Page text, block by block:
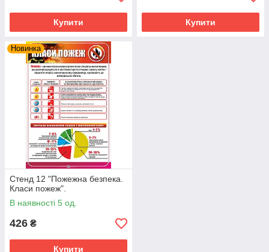
Купити Купити
Новинка
Стенд 12 "Пожежна безпека.
Класи пожеж".
В наявності 5 од.
426 ₴
Купити